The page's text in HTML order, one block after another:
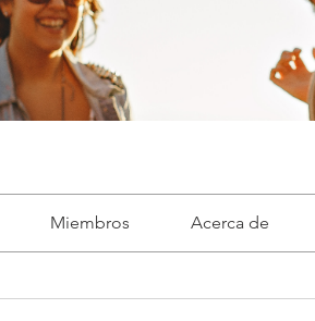
Miembros Acerca de